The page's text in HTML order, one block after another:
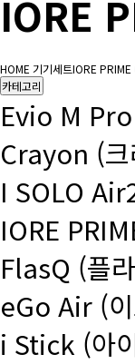
IORE
HOME 기기세트IORE PRIME
카테고리
Evio M
Crayon (크
I SOLO
IORE
FlasQ (플
eGo Air (
i Stick (아